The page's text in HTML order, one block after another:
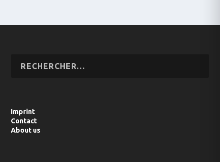
Imprint
Contact
About us